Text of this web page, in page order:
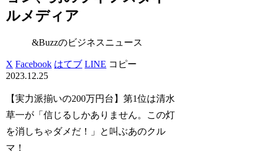
ルメディア
&Buzzのビジネスニュース
X Facebook はてブ LINE コピー
2023.12.25
【実力派揃いの200万円台】第1位は清水
草一が「信じるしかありません。この灯
を消しちゃダメだ！」と叫ぶあのクル
マ！